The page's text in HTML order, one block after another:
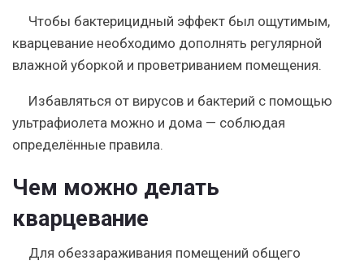
Чтобы бактерицидный эффект был ощутимым,
кварцевание необходимо дополнять регулярной
влажной уборкой и проветриванием помещения.
Избавляться от вирусов и бактерий с помощью
ультрафиолета можно и дома — соблюдая
определённые правила.
Чем можно делать
кварцевание
Для обеззараживания помещений общего